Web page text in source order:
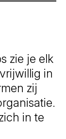
zie je elk
in
zij
in te